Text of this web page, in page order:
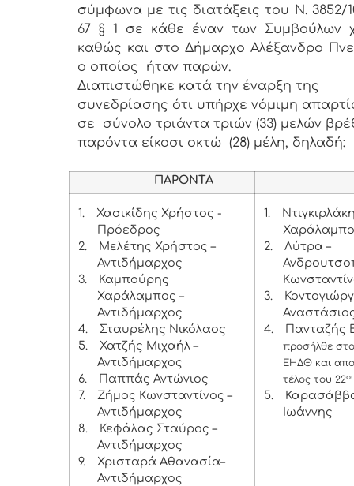
σύμφωνα με τις διατάξεις του Ν. 3852/
67 § 1 σε κάθε έναν των Συμβούλων
καθώς και στο Δήμαρχο Αλέξανδρο
ο οποίος ήταν παρών.
Διαπιστώθηκε κατά την έναρξη της
συνεδρίασης ότι υπήρχε νόμιμη
σε σύνολο τριάντα τριών (33) μελών
παρόντα είκοσι οκτώ (28) μέλη, δηλαδή:
ΠΑΡΟΝΤΑ
1.
Χασικίδης Χρήστος -
Πρόεδρος
2.
Μελέτης Χρήστος –
Αντιδήμαρχος
3.
Καμπούρης
Χαράλαμπος –
Αντιδήμαρχος
4.
Σταυρέλης Νικόλαος
5.
Χατζής Μιχαήλ –
Αντιδήμαρχος
6.
Παππάς Αντώνιος
7.
Ζήμος Κωνσταντίνος –
Αντιδήμαρχος
8.
Κεφάλας Σταύρος –
Αντιδήμαρχος
9.
Χρισταρά Αθανασία–
Αντιδήμαρχος
1.
2.
Λύτρα –
3.
4.
Πανταζής
προσήλθε
ΕΗΔΘ και
τέλος του 22
5.
Ιωάννης